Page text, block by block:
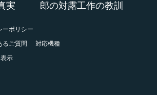
実
郎の対露工作の教訓
ーポリシー
るご質問
対応機種
示